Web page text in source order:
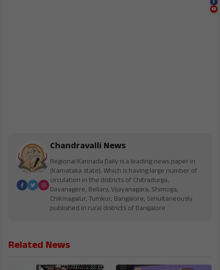
Chandravalli News
Regional Kannada Daily is a leading news paper in
(Karnataka state). Which is having large number of
circulation in the districts of Chitradurga,
Davanagere, Bellary, Vijayanagara, Shimoga,
Chikmagalur, Tumkur, Bangalore, Simultaneously
published in rural districts of Bangalore
Related News